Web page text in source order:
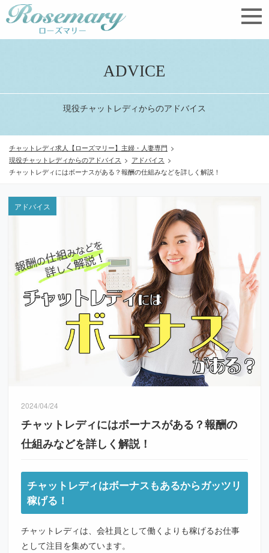
ADVICE
現役チャットレディからのアドバイス
チャットレディ求人【ローズマリー】主婦・人妻専門 >
現役チャットレディからのアドバイス > アドバイス >
チャットレディにはボーナスがある？報酬の仕組みなどを詳しく解説！
アドバイス
2024/04/24
チャットレディにはボーナスがある？報酬の
仕組みなどを詳しく解説！
チャットレディはボーナスもあるからガッツリ
稼げる！
チャットレディは、会社員として働くよりも稼げるお仕事
として注目を集めています。